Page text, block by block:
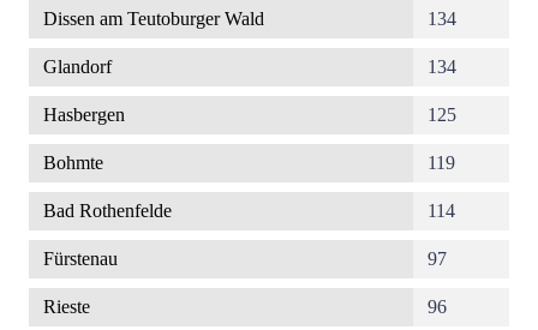
Dissen am Teutoburger Wald 134
Glandorf 134
Hasbergen 125
Bohmte 119
Bad Rothenfelde 114
Fürstenau 97
Rieste 96